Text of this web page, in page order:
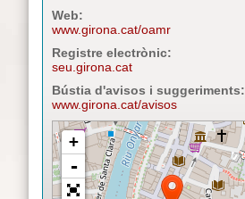
Web:
www.girona.cat/oamr
Registre electrònic:
seu.girona.cat
Bústia d'avisos i suggeriments:
www.girona.cat/avisos